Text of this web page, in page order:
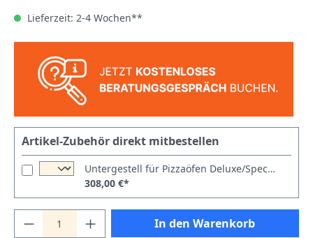
Lieferzeit: 2-4 Wochen**
Artikel-Zubehör direkt mitbestellen
Untergestell für Pizzaöfen Deluxe/Special/Power/Italia/Master 44
308,00 €*
In den Warenkorb